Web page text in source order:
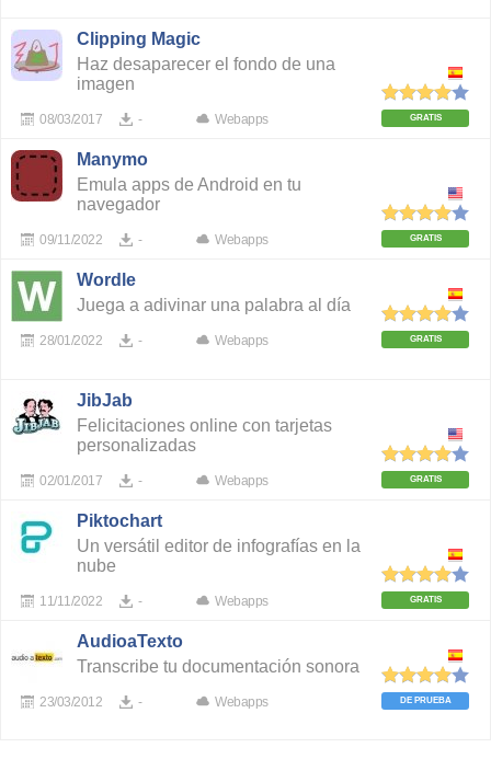
Clipping Magic
Haz desaparecer el fondo de una
imagen
GRATIS
-
08/03/2017 Webapps
Manymo
Emula apps de Android en tu
navegador
GRATIS
-
09/11/2022 Webapps
Wordle
Juega a adivinar una palabra al día
GRATIS
-
28/01/2022 Webapps
JibJab
Felicitaciones online con tarjetas
personalizadas
GRATIS
-
02/01/2017 Webapps
Piktochart
Un versátil editor de infografías en la
nube
GRATIS
-
11/11/2022 Webapps
AudioaTexto
Transcribe tu documentación sonora
DE PRUEBA
-
23/03/2012 Webapps